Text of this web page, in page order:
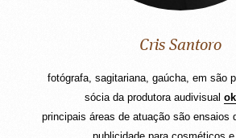
Cris Santoro
fotógrafa, sagitariana, gaúcha, em são
sócia da produtora audivisual
principais áreas de atuação são ensaios